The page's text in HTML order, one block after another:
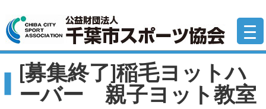
テ
ン
移
公
[募集終了]稲毛ヨットハ
ーバー 親子ヨット教室